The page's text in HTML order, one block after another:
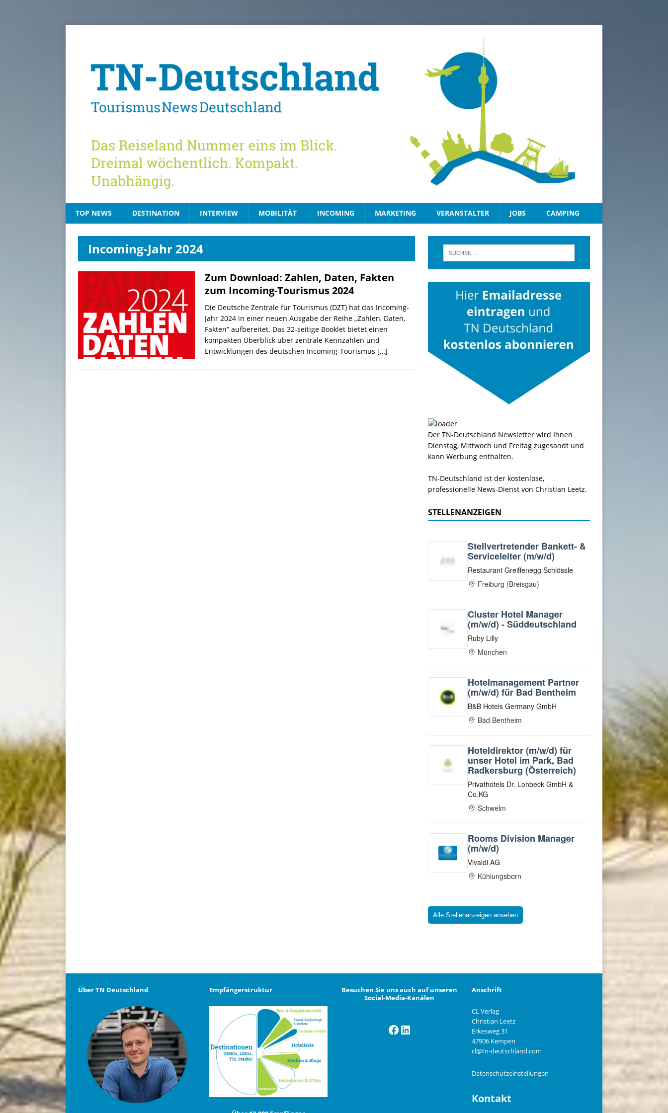
TOP NEWS DESTINATION INTERVIEW MOBILITÄT INCOMING MARKETING VERANSTALTER JOBS CAMPING
Incoming-Jahr 2024
Zum Download: Zahlen, Daten, Fakten
zum Incoming-Tourismus 2024
Die Deutsche Zentrale für Tourismus (DZT) hat das Incoming-
Jahr 2024 in einer neuen Ausgabe der Reihe „Zahlen, Daten,
Fakten“ aufbereitet. Das 32-seitige Booklet bietet einen
kompakten Überblick über zentrale Kennzahlen und
Entwicklungen des deutschen Incoming-Tourismus […]
Der TN-Deutschland Newsletter wird Ihnen
Dienstag, Mittwoch und Freitag zugesandt und
kann Werbung enthalten.
TN-Deutschland ist der kostenlose,
professionelle News-Dienst von Christian Leetz.
STELLENANZEIGEN
Alle Stellenanzeigen ansehen
Über TN Deutschland Empfängerstruktur
Besuchen Sie uns auch auf unseren
Social-Media-Kanälen
Facebook
LinkedIn
Anschrift
CL Verlag
Christian Leetz
Erkesweg 31
47906 Kempen
cl@tn-deutschland.com
Datenschutzeinstellungen
Kontakt